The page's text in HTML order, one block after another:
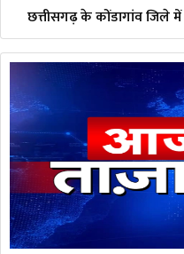
छत्तीसगढ़ के कोंडागांव जिले